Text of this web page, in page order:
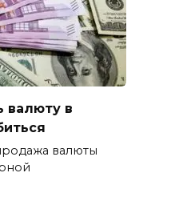
валюту в
валюты